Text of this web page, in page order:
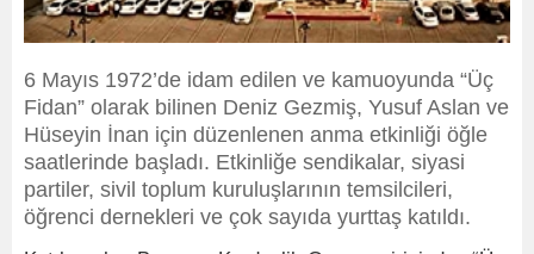
6 Mayıs 1972’de idam edilen ve kamuoyunda “Üç
Fidan” olarak bilinen Deniz Gezmiş, Yusuf Aslan ve
Hüseyin İnan için düzenlenen anma etkinliği öğle
saatlerinde başladı. Etkinliğe sendikalar, siyasi
partiler, sivil toplum kuruluşlarının temsilcileri,
öğrenci dernekleri ve çok sayıda yurttaş katıldı.